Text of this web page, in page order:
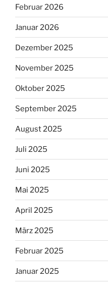
Februar 2026
Januar 2026
Dezember 2025
November 2025
Oktober 2025
September 2025
August 2025
Juli 2025
Juni 2025
Mai 2025
April 2025
März 2025
Februar 2025
Januar 2025